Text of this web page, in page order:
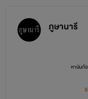
ภูษานารี
หาเงินก้
ฝากทุกคนเป็นกำลัง